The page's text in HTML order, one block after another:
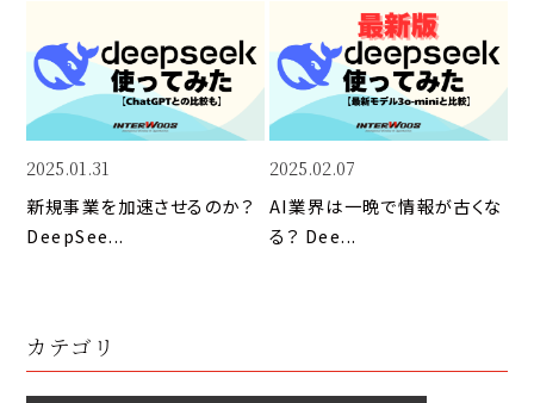
Li
n
k
b
o
o
d
I
n
2025.01.31
新規事業を加速させるのか？
DeepSee...
2025.02.07
AI業界は一晩で情報が古くな
る？ Dee...
カテゴリ